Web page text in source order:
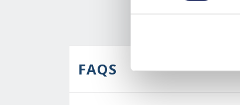
FAQS